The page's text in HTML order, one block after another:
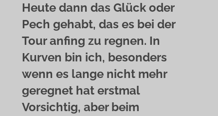
Heute dann das Glück oder
Pech gehabt, das es bei der
Tour anfing zu regnen. In
Kurven bin ich, besonders
wenn es lange nicht mehr
geregnet hat erstmal
Vorsichtig, aber beim